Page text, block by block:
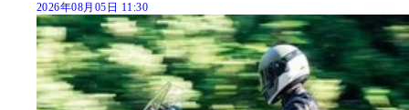
2026年08月05日 11:30